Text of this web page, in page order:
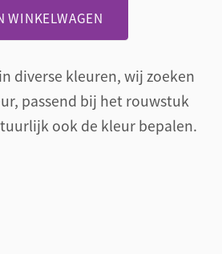
WINKELWAGEN
diverse kleuren, wij zoeken
passend bij het rouwstuk
ook de kleur bepalen.